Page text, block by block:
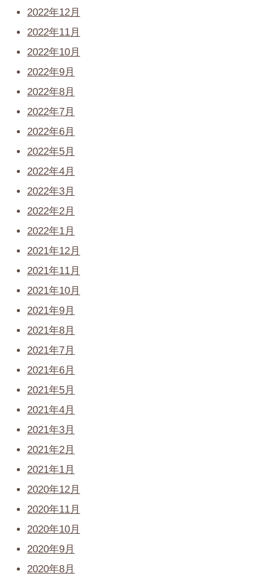
2022年12月
2022年11月
2022年10月
2022年9月
2022年8月
2022年7月
2022年6月
2022年5月
2022年4月
2022年3月
2022年2月
2022年1月
2021年12月
2021年11月
2021年10月
2021年9月
2021年8月
2021年7月
2021年6月
2021年5月
2021年4月
2021年3月
2021年2月
2021年1月
2020年12月
2020年11月
2020年10月
2020年9月
2020年8月